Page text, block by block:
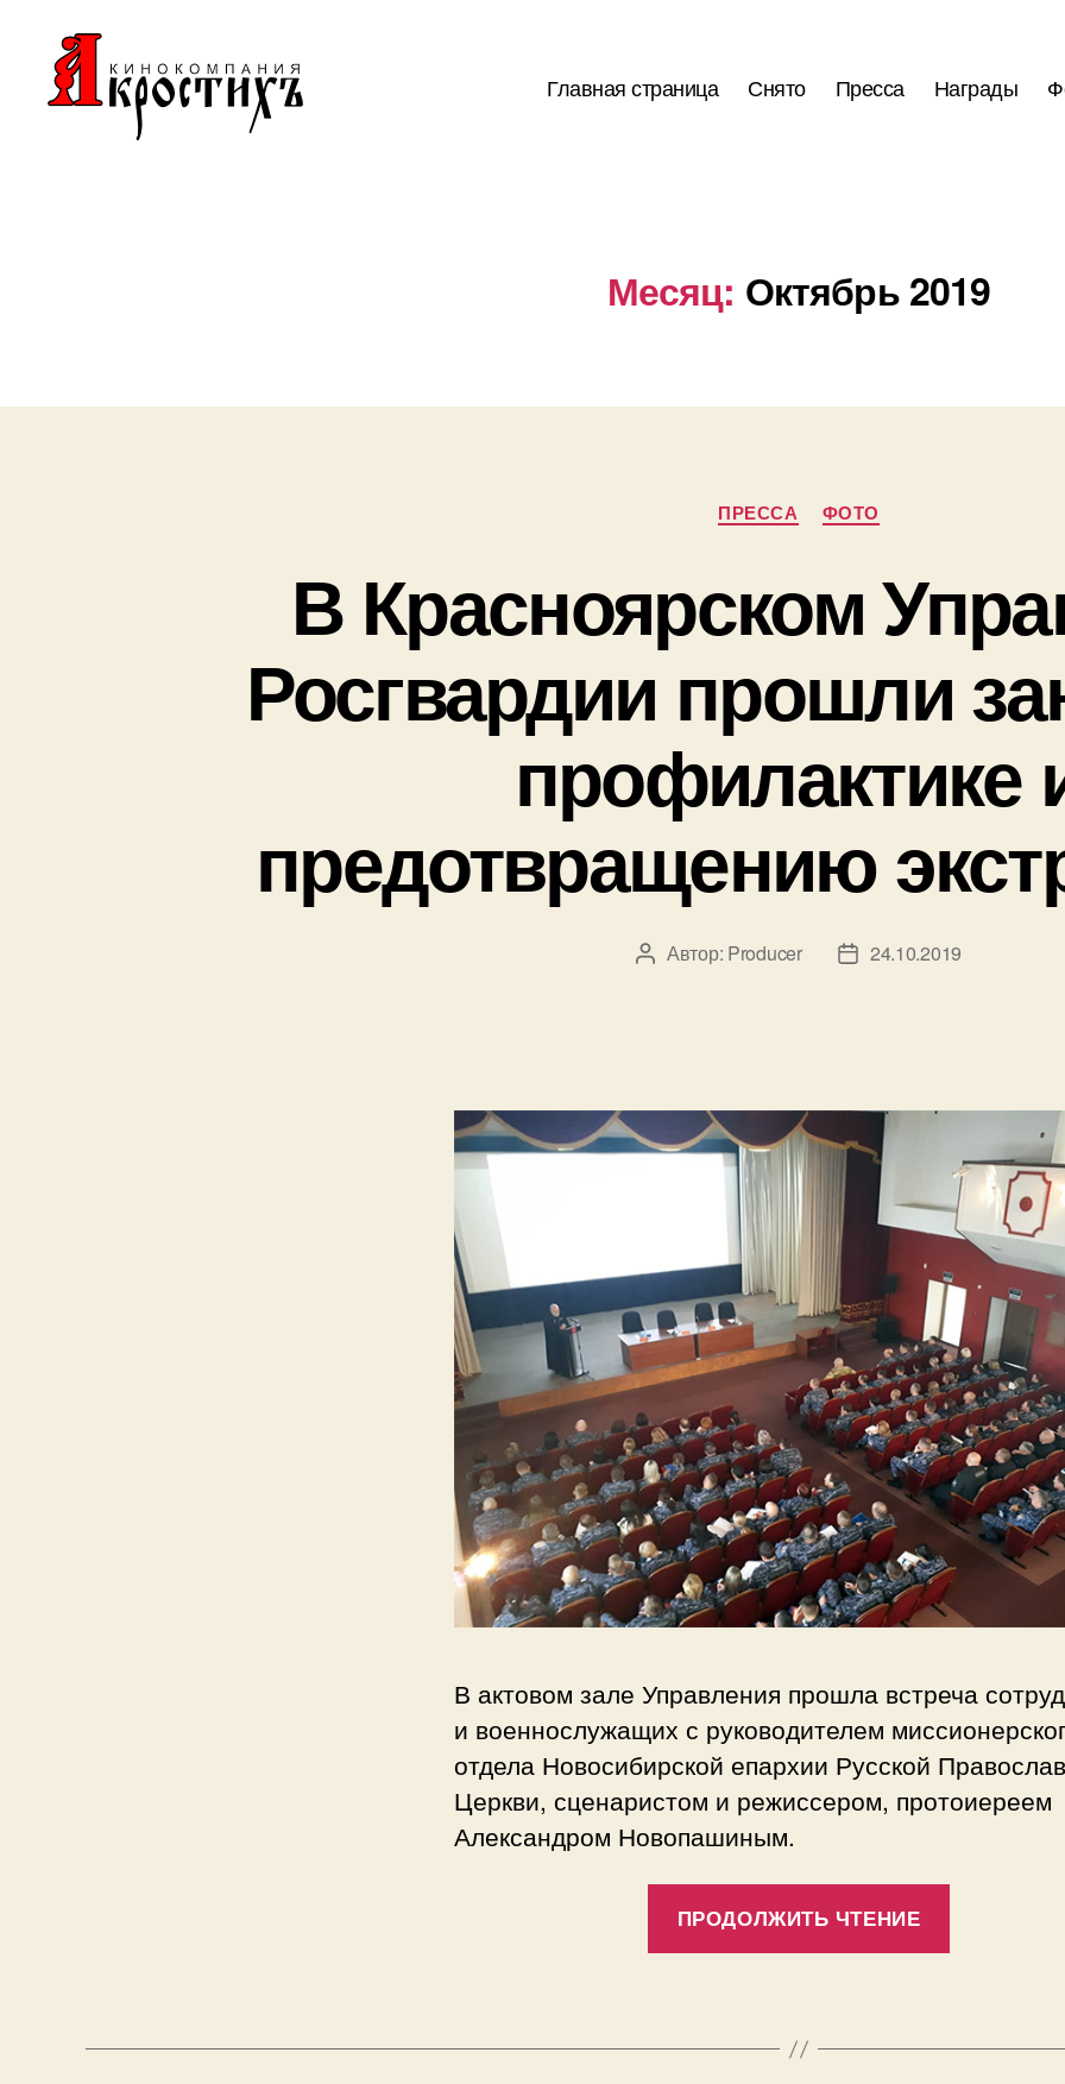
Главная страница Снято Пресса Награды
Месяц: Октябрь 2019
Рубрики
ПРЕССА ФОТО
В Красноярском
Росгвардии прошли
профилактике
предотвращению
Автор
Автор: Producer
Дата24.10.2019
В актовом зале Управления прошла встреча
и военнослужащих с руководителем
отдела Новосибирской епархии Русской
Церкви, сценаристом и режиссером, протоиереем
Александром Новопашиным.
ПРОДОЛЖИТЬ ЧТЕНИЕ
прошли